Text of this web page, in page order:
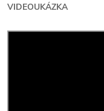
VIDEOUKÁZKA